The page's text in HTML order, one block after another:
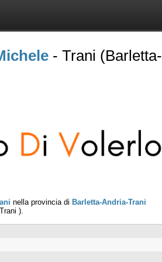
- Trani (Barletta-
nella provincia di Barletta-Andria-Trani
).